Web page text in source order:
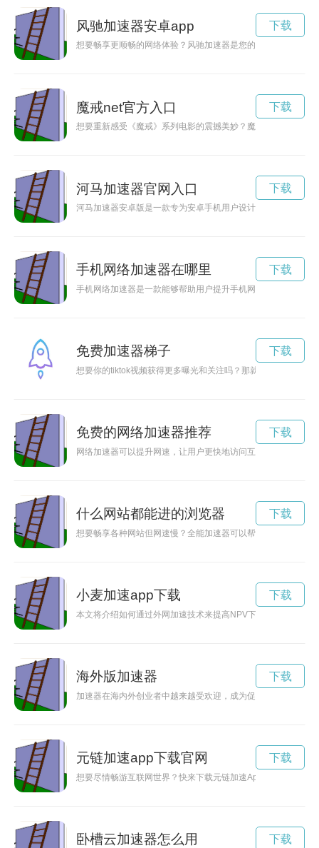
风驰加速器安卓app
想要畅享更顺畅的网络体验？风驰加速器是您的不二选择！下
下载
魔戒net官方入口
想要重新感受《魔戒》系列电影的震撼美妙？魔戒net下载将带
下载
河马加速器官网入口
河马加速器安卓版是一款专为安卓手机用户设计的网络加速工
下载
手机网络加速器在哪里
手机网络加速器是一款能够帮助用户提升手机网络连接速度，
下载
免费加速器梯子
想要你的tiktok视频获得更多曝光和关注吗？那就赶紧试试这款
下载
免费的网络加速器推荐
网络加速器可以提升网速，让用户更快地访问互联网。本文将
下载
什么网站都能进的浏览器
想要畅享各种网站但网速慢？全能加速器可以帮助你解决这个
下载
小麦加速app下载
本文将介绍如何通过外网加速技术来提高NPV下载的速度，从
下载
海外版加速器
加速器在海内外创业者中越来越受欢迎，成为促进创新和合作的
下载
元链加速app下载官网
想要尽情畅游互联网世界？快来下载元链加速App最新版本，让
下载
卧槽云加速器怎么用 下载